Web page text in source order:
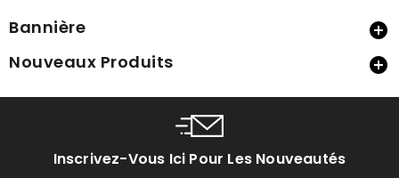
Bannière 
Nouveaux Produits 
Inscrivez-Vous Ici Pour Les Nouveautés